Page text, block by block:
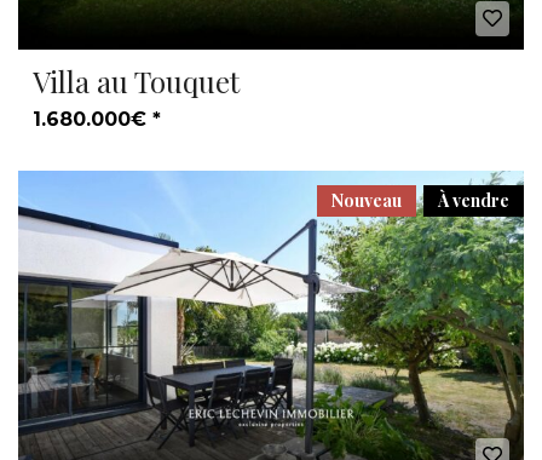
Villa au Touquet
1.680.000€ *
À vendre
Nouveau